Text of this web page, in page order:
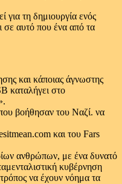
τη δημιουργία ενός
σε αυτό που ένα από τα
και κάποιας άγνωστης
καταλήγει στο
βοήθησαν του Ναζί. να
και του Fars
ανθρώπων, με ένα δυνατό
κυβέρνηση
να έχουν νόημα τα